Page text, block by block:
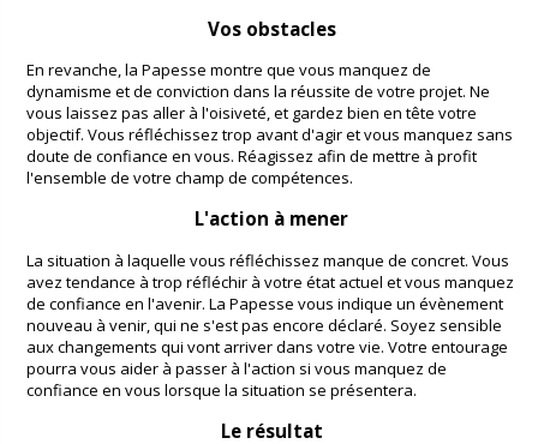
Vos obstacles
En revanche, la Papesse montre que vous manquez de
dynamisme et de conviction dans la réussite de votre projet. Ne
vous laissez pas aller à l'oisiveté, et gardez bien en tête votre
objectif. Vous réfléchissez trop avant d'agir et vous manquez sans
doute de confiance en vous. Réagissez afin de mettre à profit
l'ensemble de votre champ de compétences.
L'action à mener
La situation à laquelle vous réfléchissez manque de concret. Vous
avez tendance à trop réfléchir à votre état actuel et vous manquez
de confiance en l'avenir. La Papesse vous indique un évènement
nouveau à venir, qui ne s'est pas encore déclaré. Soyez sensible
aux changements qui vont arriver dans votre vie. Votre entourage
pourra vous aider à passer à l'action si vous manquez de
confiance en vous lorsque la situation se présentera.
Le résultat